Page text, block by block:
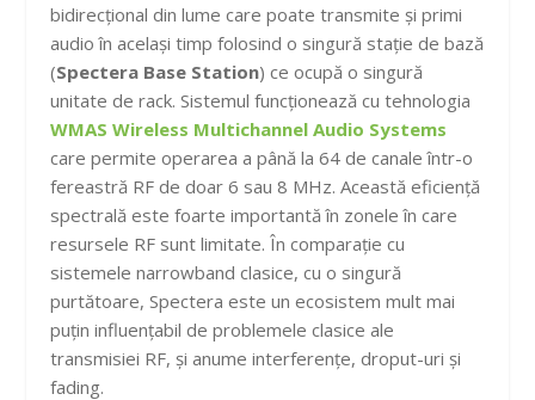
bidirecțional din lume care poate transmite și primi
audio în același timp folosind o singură stație de bază
(Spectera Base Station) ce ocupă o singură
unitate de rack. Sistemul funcționează cu tehnologia
WMAS Wireless Multichannel Audio Systems
care permite operarea a până la 64 de canale într-o
fereastră RF de doar 6 sau 8 MHz. Această eficiență
spectrală este foarte importantă în zonele în care
resursele RF sunt limitate. În comparație cu
sistemele narrowband clasice, cu o singură
purtătoare, Spectera este un ecosistem mult mai
puțin influențabil de problemele clasice ale
transmisiei RF, și anume interferențe, droput-uri și
fading.